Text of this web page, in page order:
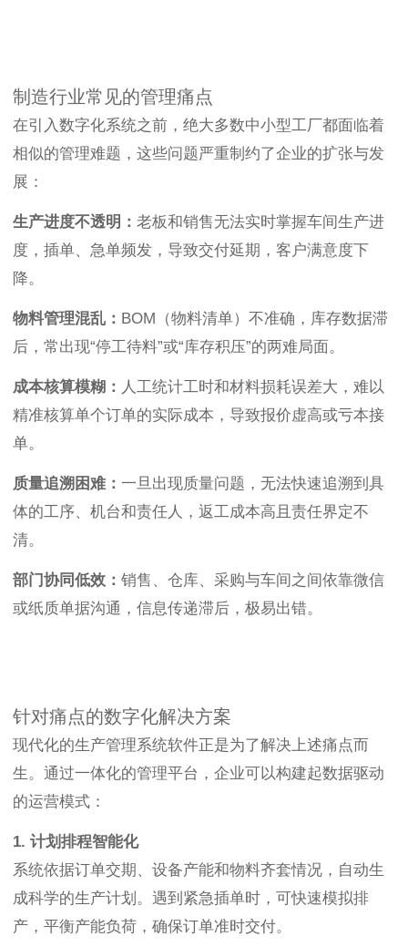
制造行业常见的管理痛点
在引入数字化系统之前，绝大多数中小型工厂都面临着
相似的管理难题，这些问题严重制约了企业的扩张与发
展：
生产进度不透明： 老板和销售无法实时掌握车间生产进
度，插单、急单频发，导致交付延期，客户满意度下
降。
物料管理混乱： BOM（物料清单）不准确，库存数据滞
后，常出现“停工待料”或“库存积压”的两难局面。
成本核算模糊： 人工统计工时和材料损耗误差大，难以
精准核算单个订单的实际成本，导致报价虚高或亏本接
单。
质量追溯困难： 一旦出现质量问题，无法快速追溯到具
体的工序、机台和责任人，返工成本高且责任界定不
清。
部门协同低效： 销售、仓库、采购与车间之间依靠微信
或纸质单据沟通，信息传递滞后，极易出错。
针对痛点的数字化解决方案
现代化的生产管理系统软件正是为了解决上述痛点而
生。通过一体化的管理平台，企业可以构建起数据驱动
的运营模式：
1. 计划排程智能化
系统依据订单交期、设备产能和物料齐套情况，自动生
成科学的生产计划。遇到紧急插单时，可快速模拟排
产，平衡产能负荷，确保订单准时交付。